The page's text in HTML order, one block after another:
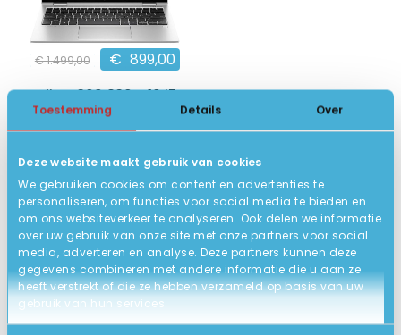
Toestemming Details Over
Deze website maakt gebruik van cookies
We gebruiken cookies om content en advertenties te
personaliseren, om functies voor social media te bieden en
om ons websiteverkeer te analyseren. Ook delen we informatie
over uw gebruik van onze site met onze partners voor social
media, adverteren en analyse. Deze partners kunnen deze
gegevens combineren met andere informatie die u aan ze
heeft verstrekt of die ze hebben verzameld op basis van uw
gebruik van hun services.
€1.499,00 € 899,00
HP Elite x360 830 G10 i7
13.3 inch Full HD Touch
16GB DDR5, 512GB SSD
8
BEKIJK HIER/OPTIES